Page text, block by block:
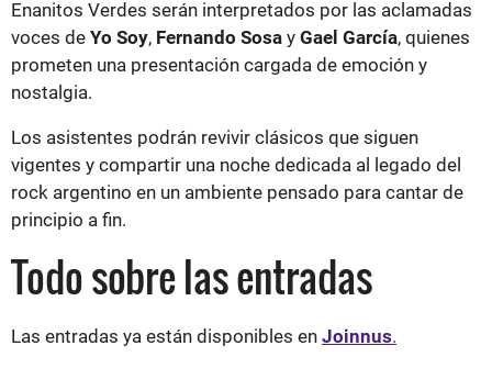
Enanitos Verdes serán interpretados por las aclamadas
voces de Yo Soy, Fernando Sosa y Gael García, quienes
prometen una presentación cargada de emoción y
nostalgia.
Los asistentes podrán revivir clásicos que siguen
vigentes y compartir una noche dedicada al legado del
rock argentino en un ambiente pensado para cantar de
principio a fin.
Todo sobre las entradas
Las entradas ya están disponibles en Joinnus.